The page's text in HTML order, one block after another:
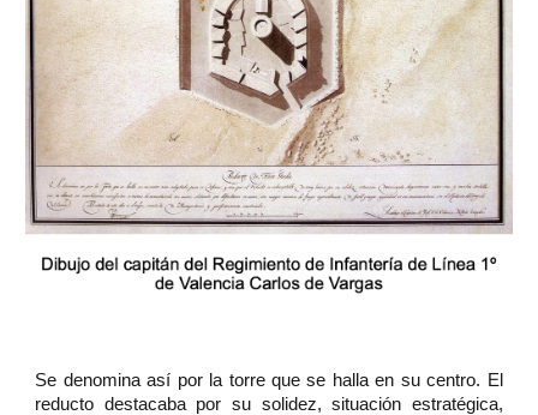
Se denomina así por la torre que se halla en su centro. El
reducto destacaba por su solidez, situación estratégica,